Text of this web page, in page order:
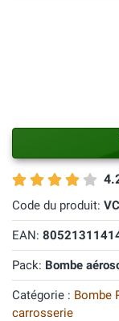
Code du produit:
EAN:
Pack: Bombe
Catégorie : Bombe
carrosserie